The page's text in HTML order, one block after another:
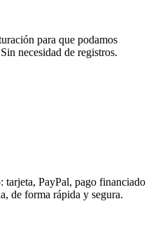
para que podamos
necesidad de registros.
tarjeta, PayPal, pago financiado
de forma rápida y segura.